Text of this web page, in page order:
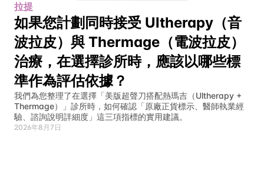
拉提
如果您計劃同時接受 Ultherapy（音
波拉皮）與 Thermage（電波拉皮）
治療，在選擇診所時，應該以哪些標
準作為評估依據？
我們為您整理了在選擇「美版超聲刀搭配熱瑪吉（Ultherapy +
Thermage）」診所時，如何確認「原廠正貨標示、醫師執業經
驗、諮詢說明詳細度」這三項指標的實用建議。
2026年8月7日